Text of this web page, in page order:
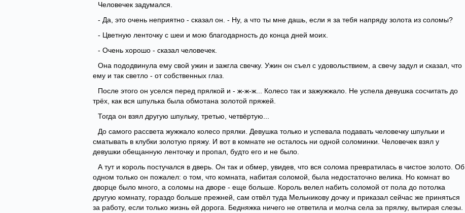
Человечек задумался.
- Да, это очень неприятно - сказал он. - Ну, а что ты мне дашь, если я за тебя напряду золота из соломы?
- Цветную ленточку с шеи и мою благодарность до конца дней моих.
- Очень хорошо - сказал человечек.
Она пододвинула ему свой ужин и зажгла свечку. Ужин он съел с удовольствием, а свечу задул и сказал, что
ему и так светло - от собственных глаз.
После этого он уселся перед прялкой и - ж-ж-ж... Колесо так и зажужжало. Не успела девушка сосчитать до
трёх, как вся шпулька была обмотана золотой пряжей.
Тогда он взял другую шпульку, третью, четвёртую...
До самого рассвета жужжало колесо прялки. Девушка только и успевала подавать человечку шпульки и
сматывать в клубки золотую пряжу. И вот в комнате не осталось ни одной соломинки. Человечек взял у
девушки обещанную ленточку и пропал, будто его и не было.
А тут и король постучался в дверь. Он так и обмер, увидев, что вся солома превратилась в чистое золото. Об
одном только он пожалел: о том, что комната, набитая соломой, была недостаточно велика. Но комнат во
дворце было много, а соломы на дворе - еще больше. Король велел набить соломой от пола до потолка
другую комнату, гораздо больше прежней, сам отвёл туда Мельникову дочку и приказал сейчас же приняться
за работу, если только жизнь ей дорога. Бедняжка ничего не ответила и молча села за прялку, вытирая слезы.